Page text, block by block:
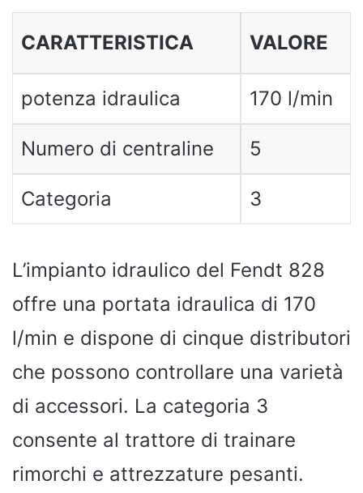
CARATTERISTICA VALORE
potenza idraulica 170 l/min
Numero di centraline 5
Categoria 3
L’impianto idraulico del Fendt 828
offre una portata idraulica di 170
l/min e dispone di cinque distributori
che possono controllare una varietà
di accessori. La categoria 3
consente al trattore di trainare
rimorchi e attrezzature pesanti.